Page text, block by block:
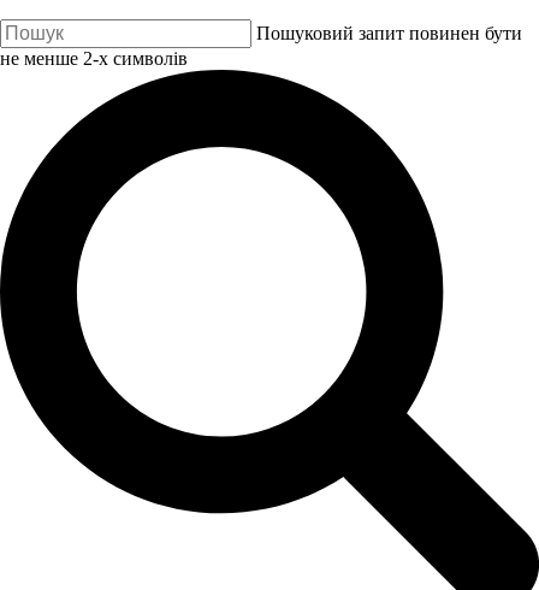
Пошуковий запит повинен бути
не менше 2-х символів